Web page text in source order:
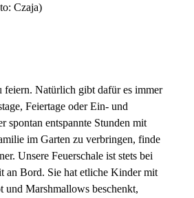
Czaja)
feiern. Natürlich gibt dafür es immer
Feiertage oder Ein- und
spontan entspannte Stunden mit
im Garten zu verbringen, finde
Unsere Feuerschale ist stets bei
an Bord. Sie hat etliche Kinder mit
und Marshmallows beschenkt,